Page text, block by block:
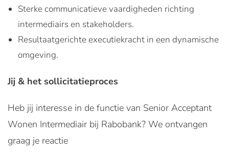
Sterke communicatieve vaardigheden richting
intermediairs en stakeholders.
Resultaatgerichte executiekracht in een dynamische
omgeving.
Jij & het sollicitatieproces
Heb jij interesse in de functie van Senior Acceptant
Wonen Intermediair bij Rabobank? We ontvangen
graag je reactie